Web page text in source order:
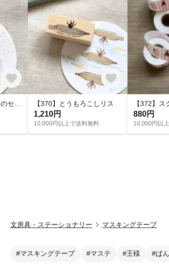
【370】とうもろこしリス
1,210円
10,000円以上で送料無料
880円
10,000円以
文房具・ステーショナリー マスキングテープ
#マスキングテープ #マステ #王様 #ぱ